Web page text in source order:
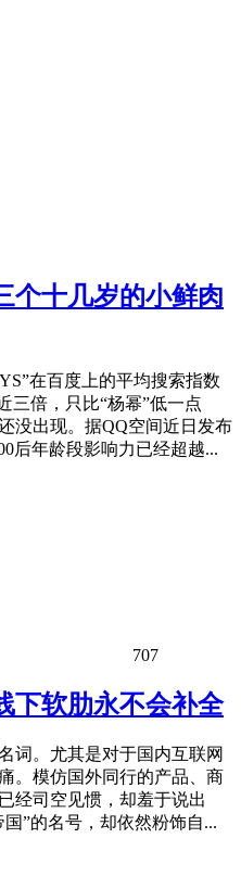
个十几岁的小鲜肉
在百度上的平均搜索指数
三倍，只比“杨幂”低一点
没出现。据QQ空间近日发布
后年龄段影响力已经超越...
707
下软肋永不会补全
词。尤其是对于国内互联网
。模仿国外同行的产品、商
经司空见惯，却羞于说出
”的名号，却依然粉饰自...